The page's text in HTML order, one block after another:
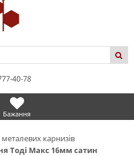
карнизів
Тоді Макс 16мм сатин
40-78
Бажання